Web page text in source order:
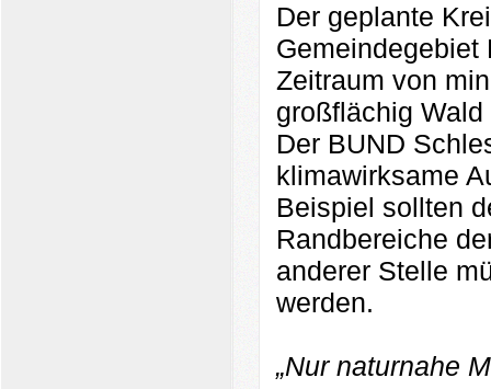
Der geplante
Gemeindegebiet
Zeitraum von
großflächig
Der BUND
klimawirksame
Beispiel sollten
Randbereiche
anderer Stelle
werden.
„Nur naturnahe